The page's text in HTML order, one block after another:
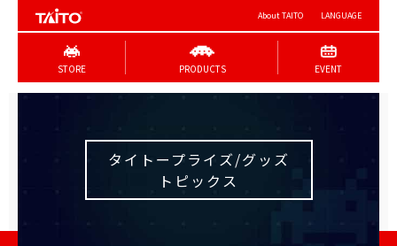
About TAITO LANGUAGE
STORE PRODUCTS EVENT
タイトープライズ/グッズ
トピックス